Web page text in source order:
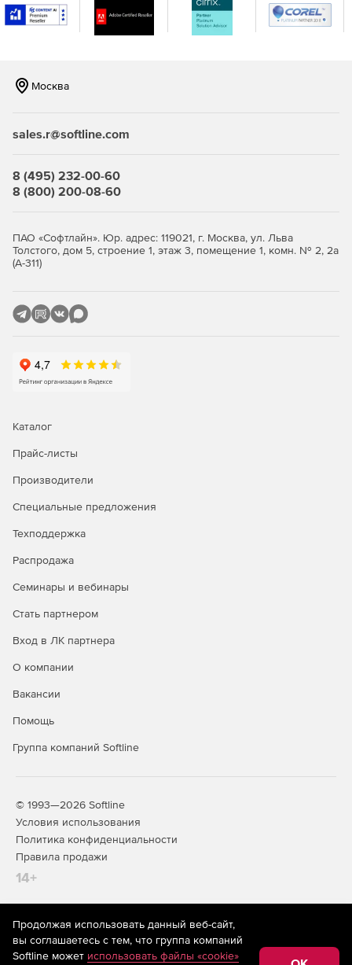
Москва
sales.r@softline.com
8 (495) 232-00-60
8 (800) 200-08-60
ПАО «Софтлайн». Юр. адрес: 119021, г. Москва, ул. Льва
Толстого, дом 5, строение 1, этаж 3, помещение 1, комн. № 2, 2а
(А-311)
Каталог
Прайс-листы
Производители
Специальные предложения
Техподдержка
Распродажа
Семинары и вебинары
Стать партнером
Вход в ЛК партнера
О компании
Вакансии
Помощь
Группа компаний Softline
© 1993—2026 Softline
Условия использования
Политика конфиденциальности
Правила продажи
14+
На информационном ресурсе store.softline.ru применяются
рекомендательные технологии(информационные технологии
предоставления информации на основе сбора,
Продолжая использовать данный веб-сайт,
вы соглашаетесь с тем, что группа компаний
Softline может использовать файлы «cookie»